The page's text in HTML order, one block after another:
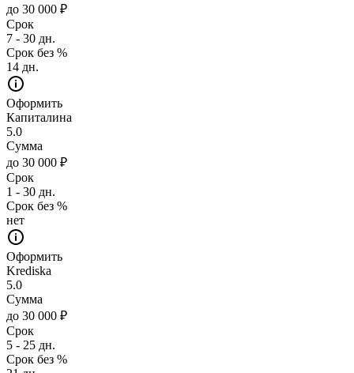
до 30 000 ₽
Срок
7 - 30 дн.
Срок без %
14 дн.
Оформить
Капиталина
5.0
Сумма
до 30 000 ₽
Срок
1 - 30 дн.
Срок без %
нет
Оформить
Krediska
5.0
Сумма
до 30 000 ₽
Срок
5 - 25 дн.
Срок без %